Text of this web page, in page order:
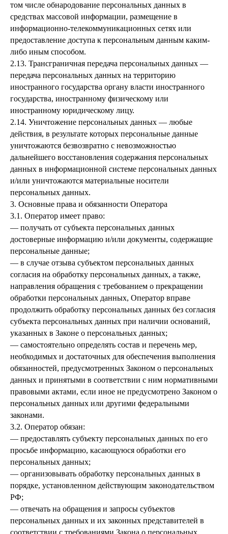
том числе обнародование персональных данных в
средствах массовой информации, размещение в
информационно-телекоммуникационных сетях или
предоставление доступа к персональным данным каким-
либо иным способом.
2.13. Трансграничная передача персональных данных —
передача персональных данных на территорию
иностранного государства органу власти иностранного
государства, иностранному физическому или
иностранному юридическому лицу.
2.14. Уничтожение персональных данных — любые
действия, в результате которых персональные данные
уничтожаются безвозвратно с невозможностью
дальнейшего восстановления содержания персональных
данных в информационной системе персональных данных
и/или уничтожаются материальные носители
персональных данных.
3. Основные права и обязанности Оператора
3.1. Оператор имеет право:
— получать от субъекта персональных данных
достоверные информацию и/или документы, содержащие
персональные данные;
— в случае отзыва субъектом персональных данных
согласия на обработку персональных данных, а также,
направления обращения с требованием о прекращении
обработки персональных данных, Оператор вправе
продолжить обработку персональных данных без согласия
субъекта персональных данных при наличии оснований,
указанных в Законе о персональных данных;
— самостоятельно определять состав и перечень мер,
необходимых и достаточных для обеспечения выполнения
обязанностей, предусмотренных Законом о персональных
данных и принятыми в соответствии с ним нормативными
правовыми актами, если иное не предусмотрено Законом о
персональных данных или другими федеральными
законами.
3.2. Оператор обязан:
— предоставлять субъекту персональных данных по его
просьбе информацию, касающуюся обработки его
персональных данных;
— организовывать обработку персональных данных в
порядке, установленном действующим законодательством
РФ;
— отвечать на обращения и запросы субъектов
персональных данных и их законных представителей в
соответствии с требованиями Закона о персональных